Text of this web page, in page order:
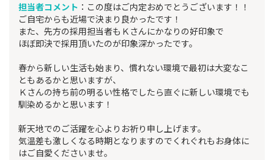
担当者コメント ：この度はご内定おめでとうございます！！
ご自宅からも近場で決まり良かったです！
また、先方の採用担当者もＫさんにかなりの好印象で
ほぼ即決で採用頂いたのが印象深かったです。
春から新しい生活も始まり、慣れない環境で最初は大変なこ
ともあるかと思いますが、
Ｋさんの持ち前の明るい性格でしたら直ぐに新しい環境でも
馴染めるかと思います！
新天地でのご活躍を心よりお祈り申し上げます。
気温差も激しくなる時期となりますのでくれぐれもお身体に
はご自愛くださいませ。